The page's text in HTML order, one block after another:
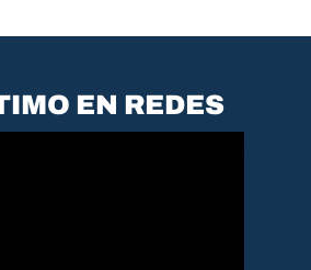
EN REDES